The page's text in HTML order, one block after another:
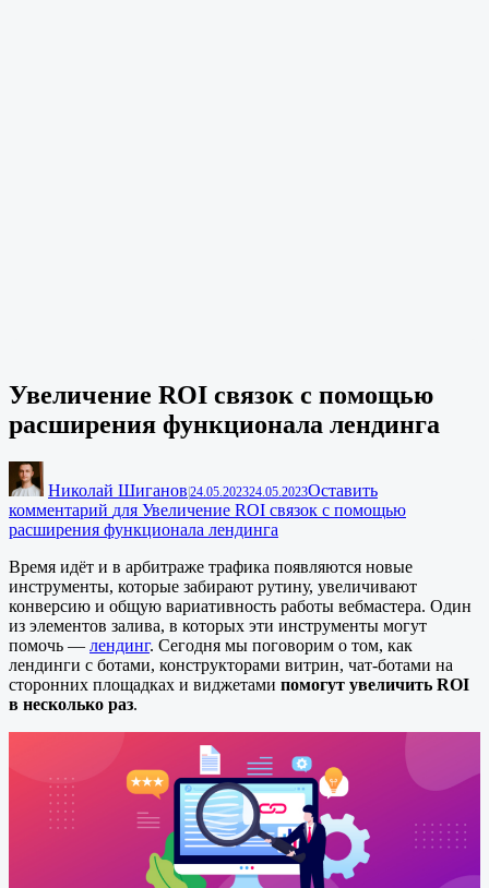
Увеличение ROI связок с помощью
расширения функционала лендинга
Николай Шиганов 24.05.202324.05.2023Оставить
комментарий для Увеличение ROI связок с помощью
расширения функционала лендинга
Время идёт и в арбитраже трафика появляются новые
инструменты, которые забирают рутину, увеличивают
конверсию и общую вариативность работы вебмастера. Один
из элементов залива, в которых эти инструменты могут
помочь — лендинг. Сегодня мы поговорим о том, как
лендинги с ботами, конструкторами витрин, чат-ботами на
сторонних площадках и виджетами помогут увеличить ROI
в несколько раз.